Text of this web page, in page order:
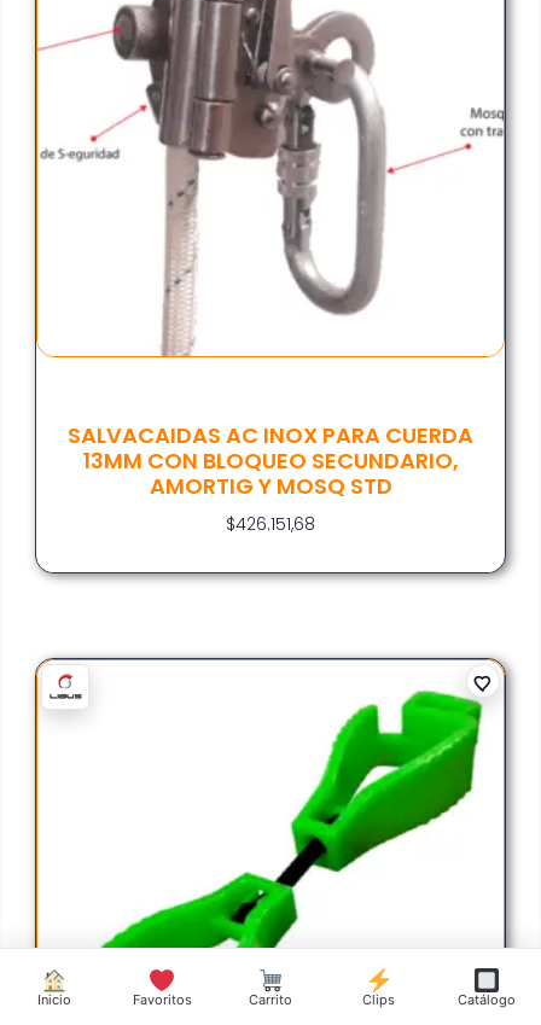
SALVACAIDAS AC INOX PARA CUERDA
13MM CON BLOQUEO SECUNDARIO,
AMORTIG Y MOSQ STD
$426.151,68
Inicio Favoritos Carrito Clips Catálogo